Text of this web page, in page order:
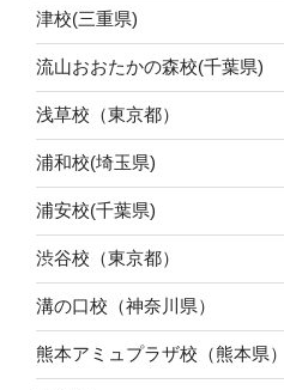
津校(三重県)
流山おおたかの森校(千葉県)
浅草校（東京都）
浦和校(埼玉県)
浦安校(千葉県)
渋谷校（東京都）
溝の口校（神奈川県）
熊本アミュプラザ校（熊本県）